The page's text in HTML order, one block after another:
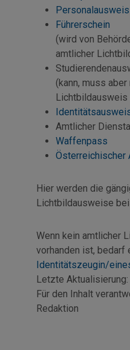
Personalausweis
Führerschein
(wird von
amtlicher
(kann, muss aber
Amtlicher
Waffenpass
Österreichischer
Hier werden die
Lichtbildausweise
Wenn kein amtlicher
vorhanden ist, bedarf
Identitätszeugin/
Letzte Aktualisierung:
Für den Inhalt
Redaktion